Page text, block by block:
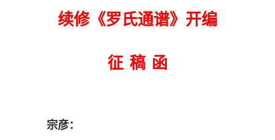
续修《罗氏通谱》开编
征 稿 函
宗彦：